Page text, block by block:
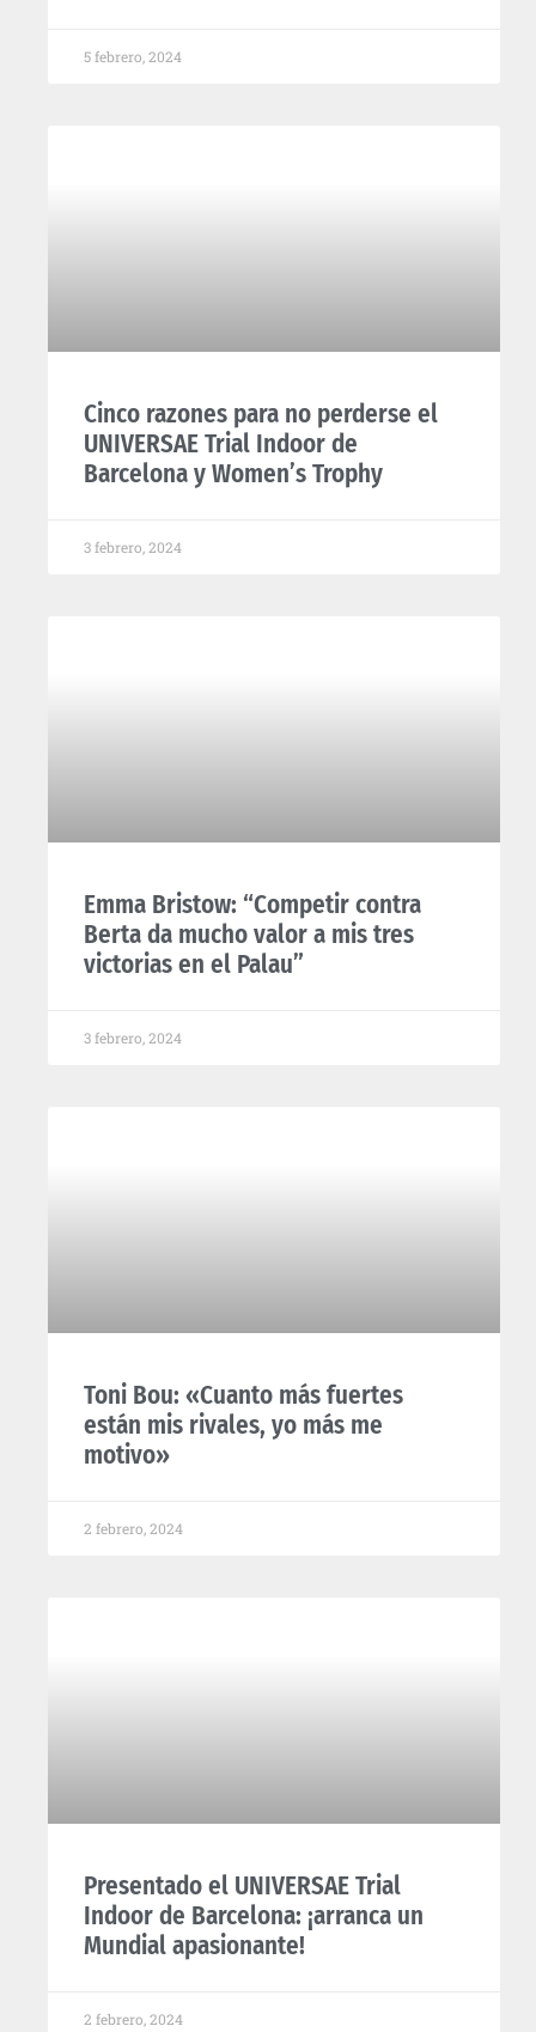
5 febrero, 2024
Cinco razones para no perderse el
UNIVERSAE Trial Indoor de
Barcelona y Women’s Trophy
3 febrero, 2024
Emma Bristow: “Competir contra
Berta da mucho valor a mis tres
victorias en el Palau”
3 febrero, 2024
Toni Bou: «Cuanto más fuertes
están mis rivales, yo más me
motivo»
2 febrero, 2024
Presentado el UNIVERSAE Trial
Indoor de Barcelona: ¡arranca un
Mundial apasionante!
2 febrero, 2024